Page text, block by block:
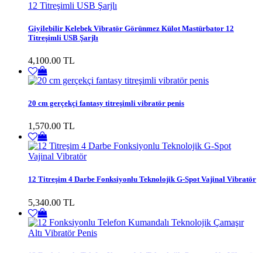
Giyilebilir Kelebek Vibratör Görünmez Külot Mastürbator 12
Titreşimli USB Şarjlı
4,100.00 TL
20 cm gerçekçi fantasy titreşimli vibratör penis
1,570.00 TL
12 Titreşim 4 Darbe Fonksiyonlu Teknolojik G-Spot Vajinal Vibratör
5,340.00 TL